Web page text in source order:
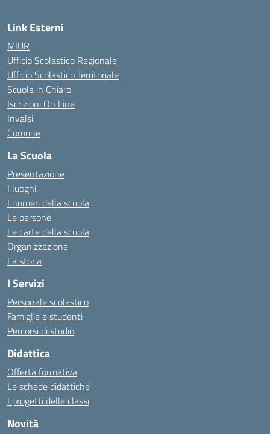
Link Esterni
MIUR
Ufficio Scolastico Regionale
Ufficio Scolastico Territoriale
Scuola in Chiaro
Iscrizioni On Line
Invalsi
Comune
La Scuola
Presentazione
I luoghi
I numeri della scuola
Le persone
Le carte della scuola
Organizzazione
La storia
I Servizi
Personale scolastico
Famiglie e studenti
Percorsi di studio
Didattica
Offerta formativa
Le schede didattiche
I progetti delle classi
Novità